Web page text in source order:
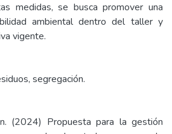
medidas, se busca promover una
ambiental dentro del taller y
vigente.
segregación.
(2024) Propuesta para la gestión